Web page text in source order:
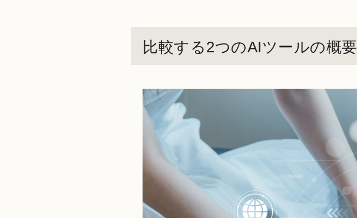
比較する2つのAIツールの概要